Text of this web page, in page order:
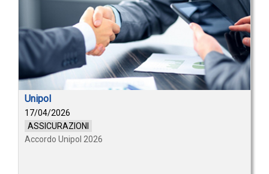
Unipol
17/04/2026
ASSICURAZIONI
Accordo Unipol 2026